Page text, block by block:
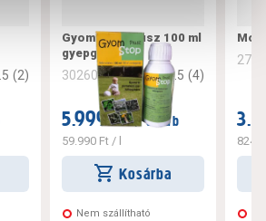
(2)
Gyom stop plusz 100 ml
gyepgyomirtó
302602 4.5 (4)
5.999 Ft / darab
59.990 Ft/ l
Kosárba
Nem szállítható